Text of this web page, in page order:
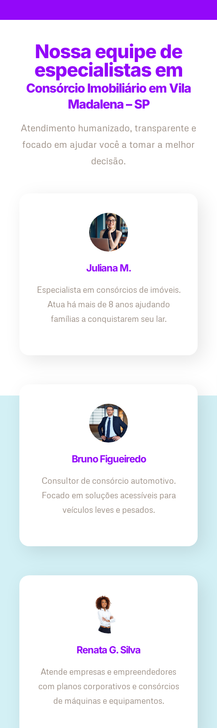
Nossa equipe de
especialistas em
Consórcio Imobiliário em Vila
Madalena – SP
Atendimento humanizado, transparente e
focado em ajudar você a tomar a melhor
decisão.
Juliana M.
Especialista em consórcios de imóveis.
Atua há mais de 8 anos ajudando
famílias a conquistarem seu lar.
Bruno Figueiredo
Consultor de consórcio automotivo.
Focado em soluções acessíveis para
veículos leves e pesados.
Renata G. Silva
Atende empresas e empreendedores
com planos corporativos e consórcios
de máquinas e equipamentos.